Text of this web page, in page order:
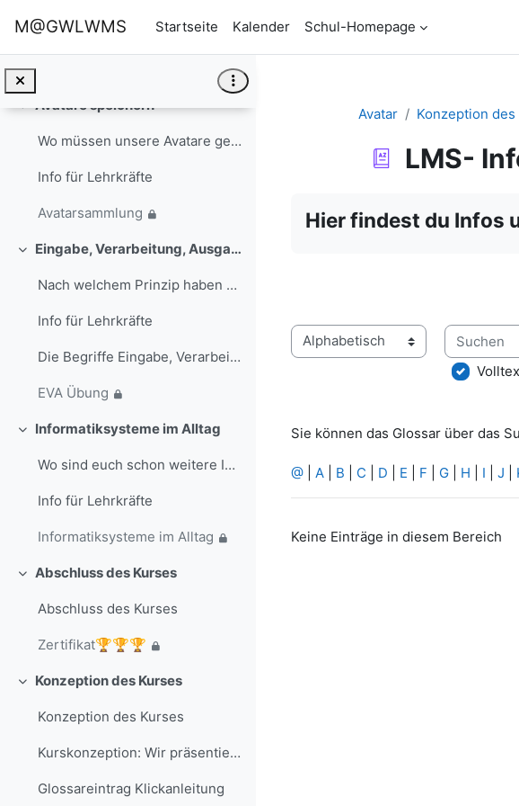
M@GWLWMS Startseite Kalender Schul-Homepage
Info für Lehrkräfte
Einklappen
Avatare speichern
Wo müssen unsere Avatare gespeichert werden, damit...
Info für Lehrkräfte
Avatarsammlung
Einklappen Eingabe, Verarbeitung, Ausgabe
Nach welchem Prinzip haben wir das Informatiksyste...
Info für Lehrkräfte
Die Begriffe Eingabe, Verarbeitung und Ausgabe wer...
EVA Übung
Einklappen
Informatiksysteme im Alltag
Wo sind euch schon weitere Informatiksysteme in eu...
Info für Lehrkräfte
Informatiksysteme im Alltag
Einklappen
Abschluss des Kurses
Abschluss des Kurses
Zertifikat🏆🏆🏆
Einklappen
Konzeption des Kurses
Konzeption des Kurses
Kurskonzeption: Wir präsentieren uns als Avatar und nutzen ein Informatiosnsystem
Glossareintrag Klickanleitung
Avatar Konzeption des
LMS-
Hier findest du Infos
Sie können das Glossar über das
Suchen
Sie können das Glossar über das
@ A B C D E F G H I J
Keine Einträge in diesem Bereich